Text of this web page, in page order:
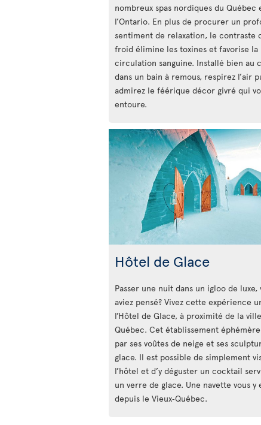
nombreux spas nordiques du Québec
l’Ontario. En plus de procurer un
sentiment de relaxation, le contraste
froid élimine les toxines et favorise la
circulation sanguine. Installé bien au
dans un bain à remous, respirez l’air
admirez le féérique décor givré qui
entoure.
Hôtel de Glace
Passer une nuit dans un igloo de luxe,
aviez pensé? Vivez cette expérience
l’Hôtel de Glace, à proximité de la
Québec. Cet établissement
par ses voûtes de neige et ses
glace. Il est possible de simplement
l’hôtel et d’y déguster un cocktail
un verre de glace. Une navette vous y
depuis le Vieux‑Québec.